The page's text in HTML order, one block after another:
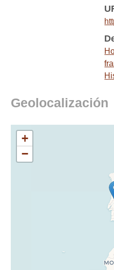
Geolocalización
+
−